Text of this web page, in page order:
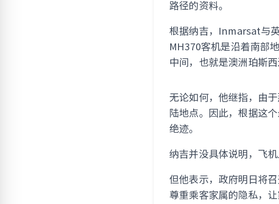
路径的资料。
根据纳吉，Inmarsat与
MH370客机是沿着南部
中间，也就是澳洲珀斯西
无论如何，他继指，由
陆地点。因此，根据这
绝迹。
纳吉并没具体说明，飞机
但他表示，政府明日将
尊重乘客家属的隐私，